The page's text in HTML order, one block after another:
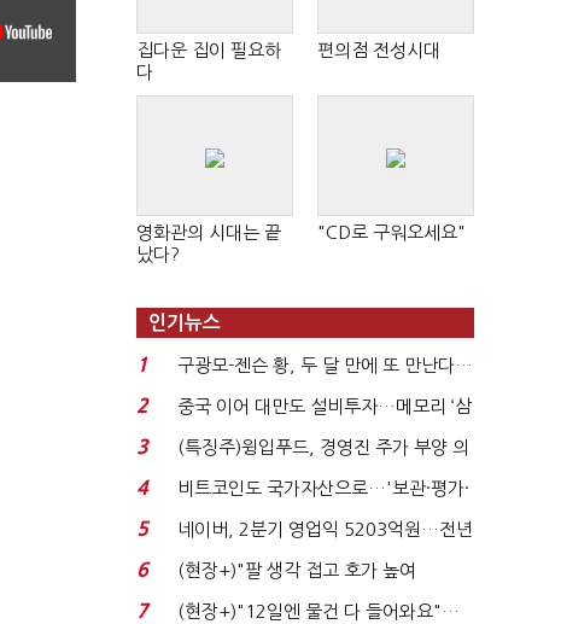
집다운 집이 필요하
다
편의점 전성시대
영화관의 시대는 끝
났다?
"CD로 구워오세요"
인기뉴스
1
구광모-젠슨 황, 두 달 만에 또 만난다…
로봇·AI 등 논...
2
중국 이어 대만도 설비투자…메모리 ‘삼
국전쟁’
3
(특징주)윙입푸드, 경영진 주가 부양 의
지에 상한가...
4
비트코인도 국가자산으로…'보관·평가·
처분' 기준은 ...
5
네이버, 2분기 영업익 5203억원…전년
비 0.2% 감소...
6
(현장+)"팔 생각 접고 호가 높여
요"…'덜 똘똘한 한 채' 20...
7 (현장+)"12일엔 물건 다 들어와요"…